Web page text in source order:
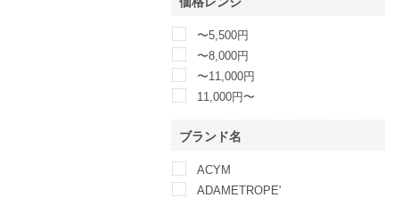
〜5,500円
〜8,000円
〜11,000円
11,000円〜
ブランド名
ACYM
ADAMETROPE'